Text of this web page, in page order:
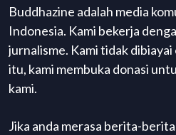
Buddhazine adalah media
Indonesia. Kami bekerja
jurnalisme. Kami tidak
itu, kami membuka donasi
kami.
Jika anda merasa berita-